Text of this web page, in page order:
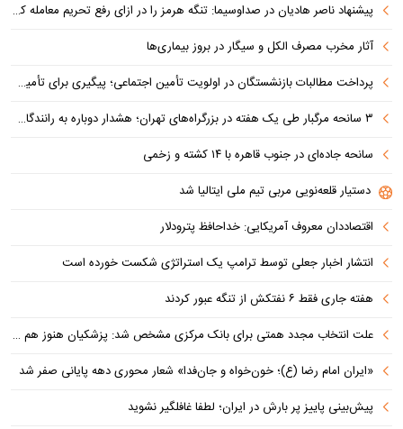
پیشنهاد ناصر هادیان در صداوسیما: تنگه هرمز را در ازای رفع تحریم معامله کنیم
آثار مخرب مصرف الکل و سیگار در بروز بیماری‌ها
پرداخت مطالبات بازنشستگان در اولویت تأمین اجتماعی؛ پیگیری برای تأمین منابع ادامه دارد
۳ سانحه مرگبار طی یک هفته در بزرگراه‌های تهران؛ هشدار دوباره به رانندگان و عابران
سانحه جاده‌ای در جنوب قاهره با ۱۴ کشته و زخمی
دستیار قلعه‌نویی مربی تیم ملی ایتالیا شد
اقتصاددان معروف آمریکایی: خداحافظ پترودلار
انتشار اخبار جعلی توسط ترامپ یک استراتژی شکست خورده است
هفته جاری فقط ۶ نفتکش از تنگه عبور کردند
علت انتخاب مجدد همتی برای بانک مرکزی مشخص شد: پزشکیان هنوز هم متوجه نشده است چرا همتی استیضاح شد!
«ایران امام رضا (ع)؛ خون‌خواه و جان‌فدا» شعار محوری دهه پایانی صفر شد
پیش‌بینی پاییز پر بارش در ایران؛ لطفا غافلگیر نشوید